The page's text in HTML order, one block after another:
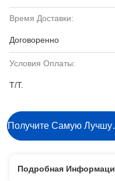
Время Доставки:
Договоренно
Условия Оплаты:
T/T.
Подробная